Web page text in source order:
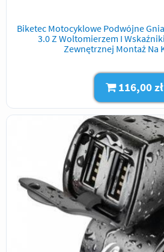
Biketec Motocyklowe Podwójne
3.0 Z Woltomierzem I
Zewnętrznej Montaż Na
116,00 zł